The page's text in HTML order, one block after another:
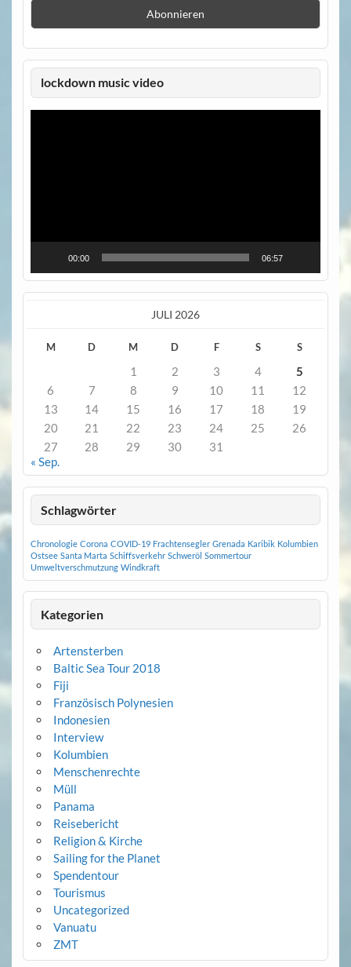
lockdown music video
Video-
00:00 06:57
JULI 2026
M D M D F S S
1 2 3 4
5
6
7 8 9 10 11
12
13
14 15 16 17 18
19
20
21 22 23 24 25
26
27
28 29 30
31
« Sep.
Schlagwörter
Chronologie Corona COVID-19 Frachtensegler Grenada Karibik Kolumbien
Ostsee Santa Marta Schiffsverkehr Schweröl Sommertour
Umweltverschmutzung Windkraft
Kategorien
Artensterben
Baltic Sea Tour 2018
Fiji
Französisch Polynesien
Indonesien
Interview
Kolumbien
Menschenrechte
Müll
Panama
Reisebericht
Religion & Kirche
Sailing for the Planet
Spendentour
Tourismus
Uncategorized
Vanuatu
ZMT